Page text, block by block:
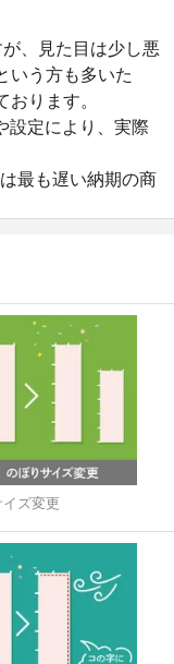
、見た目は少し悪
いう方も多いた
ります。
設定により、実際
最も遅い納期の商
ズ変更